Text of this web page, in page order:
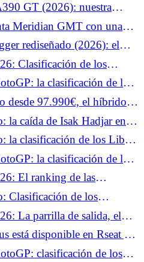
GT (2026): nuestra
del miércoles 3 de junio de
Meridian GMT con una
rediseñado (2026): el
4 de junio de 2026
Clasificación de los
el YART parte con el viento
la clasificación de los
puertas del Top 10,
desde 97.990€, el híbrido
que el eléctrico
la caída de Isak Hadjar en
la clasificación de los Libres
dominan la competición,
la clasificación de los
Quartararo, se pierde la
El ranking de las
n°27 en la pole
Clasificación de los
2, Lewis Hamilton confirma,
su nivel
La parrilla de salida, el
en casa
está disponible en Rseat y
nuestro código
clasificación de los